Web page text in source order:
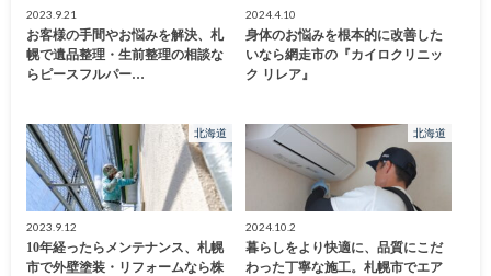
2023.9.21
お客様の手間やお悩みを解決、札
幌で遺品整理・生前整理の相談な
らピースフルパー…
2024.4.10
身体のお悩みを根本的に改善した
いなら網走市の『カイロクリニッ
ク リレア』
北海道
2023.9.12
10年経ったらメンテナンス、札幌
市で外壁塗装・リフォームなら株
北海道
2024.10.2
暮らしをより快適に、品質にこだ
わった丁寧な施工。札幌市でエア